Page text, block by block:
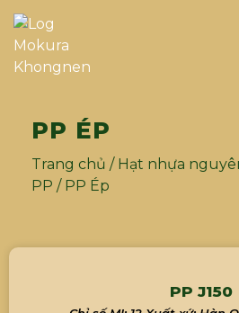
PP ÉP
Trang chủ / Hạt nhựa
PP / PP Ép
PP J150